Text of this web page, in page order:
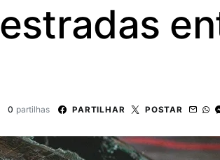
0 partilhas PARTILHAR POSTAR